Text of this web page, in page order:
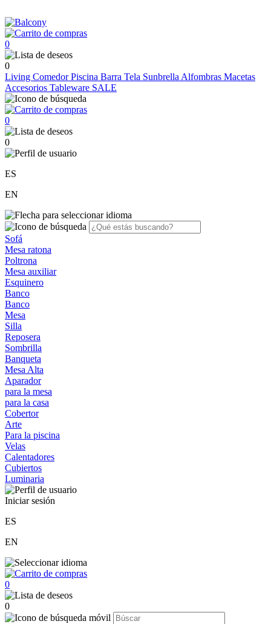
0
0
Living ComedorPiscina Barra Tela Sunbrella Alfombras Macetas
Accesorios Tableware SALE
0
0
ES
EN
Sofá
Mesa ratona
Poltrona
Mesa auxiliar
Esquinero
Banco
Banco
Mesa
Silla
Reposera
Sombrilla
Banqueta
Mesa Alta
Aparador
para la mesa
para la casa
Cobertor
Arte
Para la piscina
Velas
Calentadores
Cubiertos
Luminaria
Iniciar sesión
ES
EN
0
0